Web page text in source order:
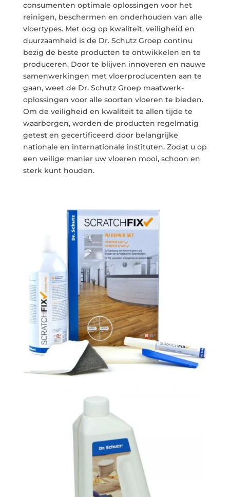
consumenten optimale oplossingen voor het
reinigen, beschermen en onderhouden van alle
vloertypes. Met oog op kwaliteit, veiligheid en
duurzaamheid is de Dr. Schutz Groep continu
bezig de beste producten te ontwikkelen en te
produceren. Door te blijven innoveren en nauwe
samenwerkingen met vloerproducenten aan te
gaan, weet de Dr. Schutz Groep maatwerk-
oplossingen voor alle soorten vloeren te bieden.
Om de veiligheid en kwaliteit te allen tijde te
waarborgen, worden de producten regelmatig
getest en gecertificeerd door belangrijke
nationale en internationale instituten. Zodat u op
een veilige manier uw vloeren mooi, schoon en
sterk kunt houden.